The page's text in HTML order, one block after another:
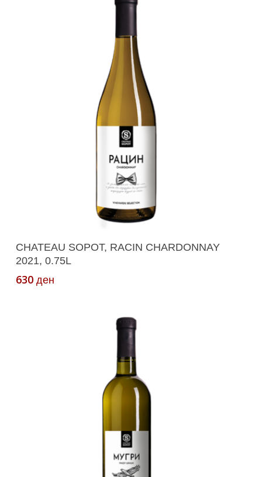
Додади Во Кошничка
CHATEAU SOPOT, RACIN CHARDONNAY
2021, 0.75L
630 ден